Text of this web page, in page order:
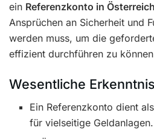
ein Referenzkonto in Österreich
Ansprüchen an Sicherheit und
werden muss, um die
effizient durchführen zu
Wesentliche
Ein Referenzkonto dient
für vielseitige Geldanlagen.